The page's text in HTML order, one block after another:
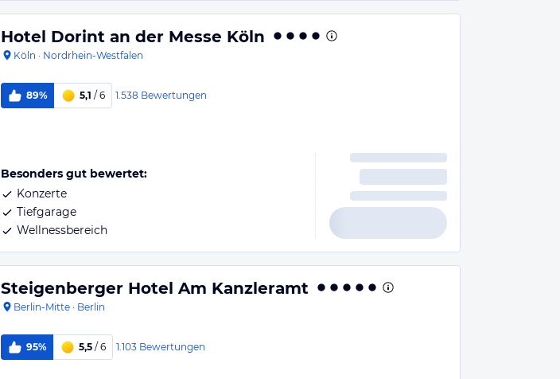
Hotel Dorint an der Messe Köln
Köln · Nordrhein-Westfalen
89% 5,1 / 6 1.538 Bewertungen
Besonders gut bewertet:
Konzerte
Tiefgarage
Wellnessbereich
Steigenberger Hotel Am Kanzleramt
Berlin-Mitte · Berlin
95% 5,5 / 6 1.103 Bewertungen